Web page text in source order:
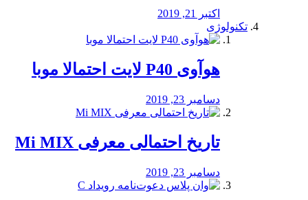
اکتبر 21, 2019
تکنولوژی
هوآوی P40 لایت احتمالا موبا
دسامبر 23, 2019
تاریخ احتمالی معرفی Mi MIX
دسامبر 23, 2019